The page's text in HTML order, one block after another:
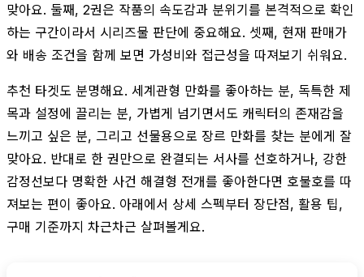
맞아요. 둘째, 2권은 작품의 속도감과 분위기를 본격적으로 확인
하는 구간이라서 시리즈물 판단에 중요해요. 셋째, 현재 판매가
와 배송 조건을 함께 보면 가성비와 접근성을 따져보기 쉬워요.
추천 타겟도 분명해요. 세계관형 만화를 좋아하는 분, 독특한 제
목과 설정에 끌리는 분, 가볍게 넘기면서도 캐릭터의 존재감을
느끼고 싶은 분, 그리고 선물용으로 장르 만화를 찾는 분에게 잘
맞아요. 반대로 한 권만으로 완결되는 서사를 선호하거나, 강한
감정선보다 명확한 사건 해결형 전개를 좋아한다면 호불호를 따
져보는 편이 좋아요. 아래에서 상세 스펙부터 장단점, 활용 팁,
구매 기준까지 차근차근 살펴볼게요.